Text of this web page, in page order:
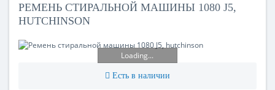
РЕМЕНЬ СТИРАЛЬНОЙ МАШИНЫ 1080 J5,
HUTCHINSON
Loading...
Есть в наличии